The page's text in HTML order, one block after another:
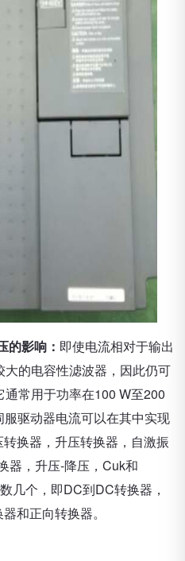
的影响： 即使电流相对于输出
的电容性滤波器，因此仍可
常用于功率在100 W至200
驱动器电流可以在其中实现
换器，升压转换器，自激振
器，升压-降压，Cuk和
几个，即DC到DC转换器，
和正向转换器。